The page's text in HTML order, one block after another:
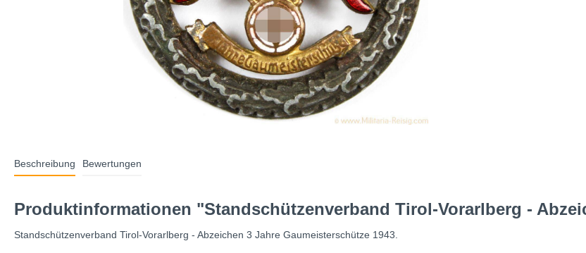
Beschreibung Bewertungen
Produktinformationen "Standschützenverband Tirol-Vorarlberg -
Standschützenverband Tirol-Vorarlberg - Abzeichen 3 Jahre Gaumeisterschütze 1943.